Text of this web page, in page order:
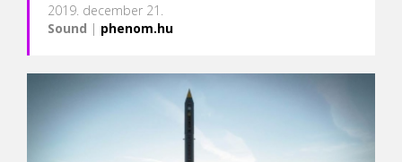
2019. december 21.
Sound | phenom.hu